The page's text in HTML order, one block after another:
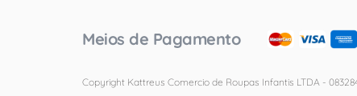
Meios de Pagamento
Copyright Kattreus Comercio de Roupas Infantis LTDA -